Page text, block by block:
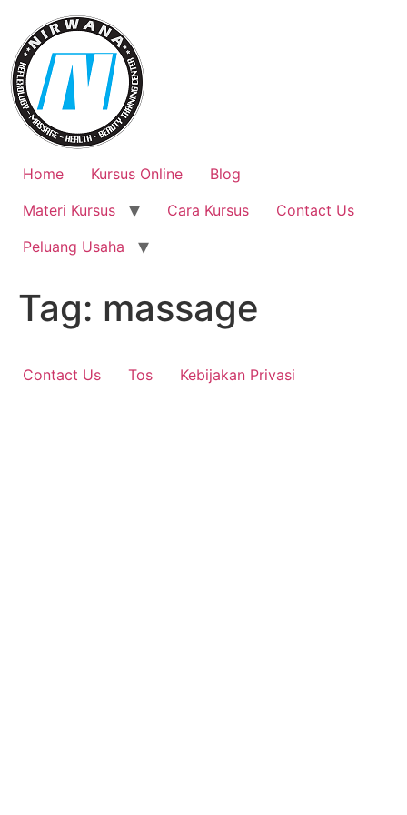
content
Home Kursus Online
Blog
Materi Kursus
Cara Kursus
Contact Us
Peluang Usaha
Tag: massage
Contact Us Tos Kebijakan Privasi